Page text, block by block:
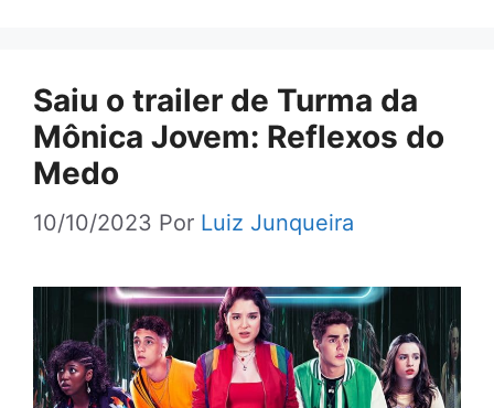
Saiu o trailer de Turma da
Mônica Jovem: Reflexos do
Medo
10/10/2023 Por Luiz Junqueira